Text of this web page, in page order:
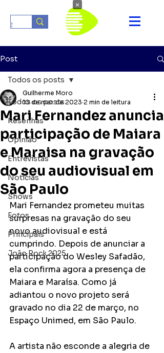
Post
Todos os posts
Resenhas
Opinião
Entrevistas
Notícias
Shows
Fotos
Principais
João Rock 2025
Todos os posts
Mari Fernandez anuncia
participação de Maiara
e Maraisa na gravação
do seu audiovisual em
São Paulo
Guilherme Moro
10 de mar. de 2023 2 min de leitura
Mari Fernandez prometeu muitas
surpresas na gravação do seu
novo audiovisual e está
cumprindo. Depois de anunciar a
participação do Wesley Safadão,
ela confirma agora a presença de
Maiara e Maraísa. Como já
adiantou o novo projeto será
gravado no dia 22 de março, no
Espaço Unimed, em São Paulo.
A artista não esconde a alegria de
×